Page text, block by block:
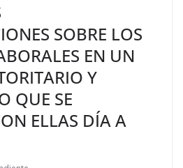
SOBRE LOS
EN UN
Y
QUE SE
ELLAS DÍA A